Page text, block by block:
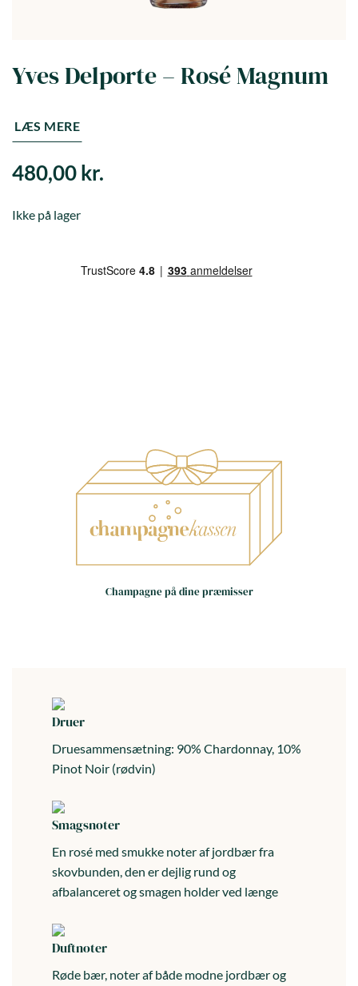
Yves Delporte – Rosé Magnum
LÆS MERE
480,00kr.
Ikke på lager
Champagne på dine præmisser
Håndværk frem for
Druer
Druesammensætning: 90% Chardonnay, 10%
Pinot Noir (rødvin)
Smagsnoter
En rosé med smukke noter af jordbær fra
skovbunden, den er dejlig rund og
afbalanceret og smagen holder ved længe
Duftnoter
Røde bær, noter af både modne jordbær og